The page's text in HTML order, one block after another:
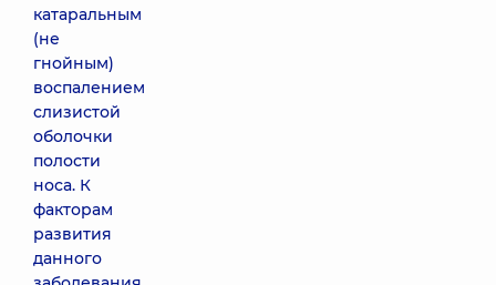
катаральным
(не
гнойным)
воспалением
слизистой
оболочки
полости
носа. К
факторам
развития
данного